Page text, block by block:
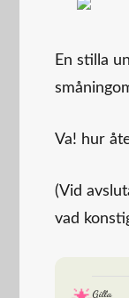
En stilla
Va! hur
(Vid
vad
Gilla